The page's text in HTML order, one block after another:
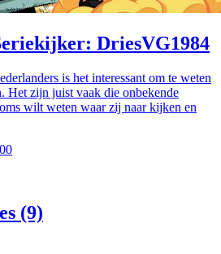
DriesVG1984
is het interessant om te weten
Het zijn juist vaak die onbekende
wilt weten waar zij naar kijken en
(9)